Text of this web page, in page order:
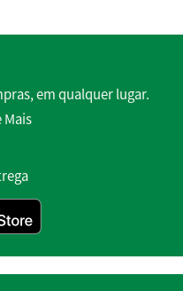
em qualquer lugar.
Mais